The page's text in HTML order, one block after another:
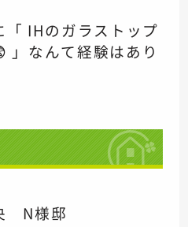
「 IHのガラストップ
なんて経験はあり
N様邸